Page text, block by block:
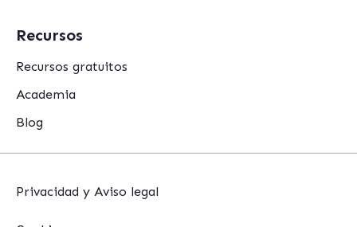
Recursos
Recursos gratuitos
Academia
Blog
Privacidad y Aviso legal